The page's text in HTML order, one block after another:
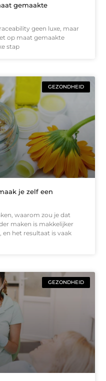
gemaakte
geen luxe, maar
op maat gemaakte
stap
GEZONDHEID
je zelf een
waarom zou je dat
maken is makkelijker
en het resultaat is vaak
GEZONDHEID